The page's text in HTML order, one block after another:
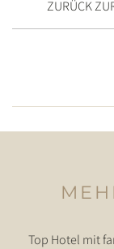
ZURÜCK
Top Hotel mit